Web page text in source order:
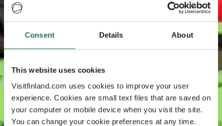
Consent Details About
This website uses cookies
Visitfinland.com uses cookies to improve your user
experience. Cookies are small text files that are saved on
your computer or mobile device when you visit the site.
You can change your cookie preferences at any time.